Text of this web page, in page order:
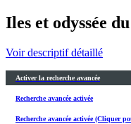
Iles et odyssée
Voir descriptif détaillé
Activer la recherche avancée
Recherche avancée activée
Recherche avancée activée (Cliquer